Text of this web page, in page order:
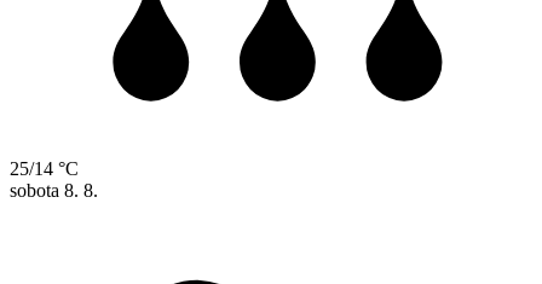
25/14 °C
sobota 8. 8.